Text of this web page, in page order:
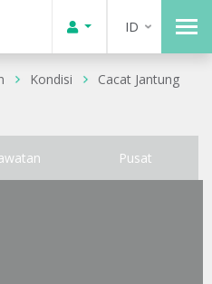
ID
Kondisi
Cacat Jantung
Pusat